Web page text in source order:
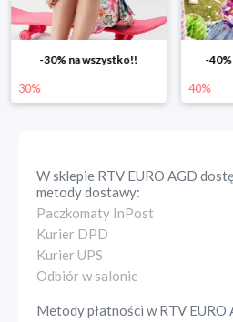
-30% na wszystko!!
30%
-
40%
W sklepie RTV EURO AGD
metody dostawy:
Paczkomaty InPost
Kurier DPD
Kurier UPS
Odbiór w salonie
Metody płatności wRTV EURO